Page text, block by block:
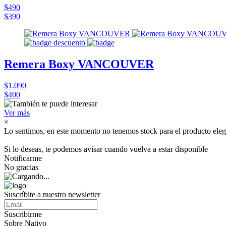
$490
$390
Remera Boxy VANCOUVER
$1.090
$400
Ver más
×
Lo sentimos, en este momento no tenemos stock para el producto
Si lo deseas, te podemos avisar cuando vuelva a estar disponible
Notificarme
No gracias
Suscríbite a nuestro newsletter
Suscribirme
Sobre Nativo